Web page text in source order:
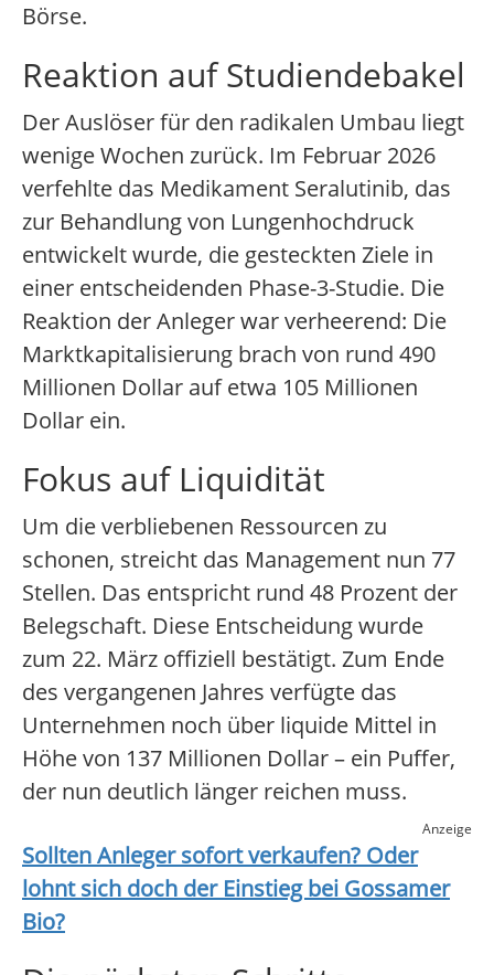
Börse.
Reaktion auf Studiendebakel
Der Auslöser für den radikalen Umbau liegt
wenige Wochen zurück. Im Februar 2026
verfehlte das Medikament Seralutinib, das
zur Behandlung von Lungenhochdruck
entwickelt wurde, die gesteckten Ziele in
einer entscheidenden Phase-3-Studie. Die
Reaktion der Anleger war verheerend: Die
Marktkapitalisierung brach von rund 490
Millionen Dollar auf etwa 105 Millionen
Dollar ein.
Fokus auf Liquidität
Um die verbliebenen Ressourcen zu
schonen, streicht das Management nun 77
Stellen. Das entspricht rund 48 Prozent der
Belegschaft. Diese Entscheidung wurde
zum 22. März offiziell bestätigt. Zum Ende
des vergangenen Jahres verfügte das
Unternehmen noch über liquide Mittel in
Höhe von 137 Millionen Dollar – ein Puffer,
der nun deutlich länger reichen muss.
Anzeige
Sollten Anleger sofort verkaufen? Oder
lohnt sich doch der Einstieg bei Gossamer
Bio?